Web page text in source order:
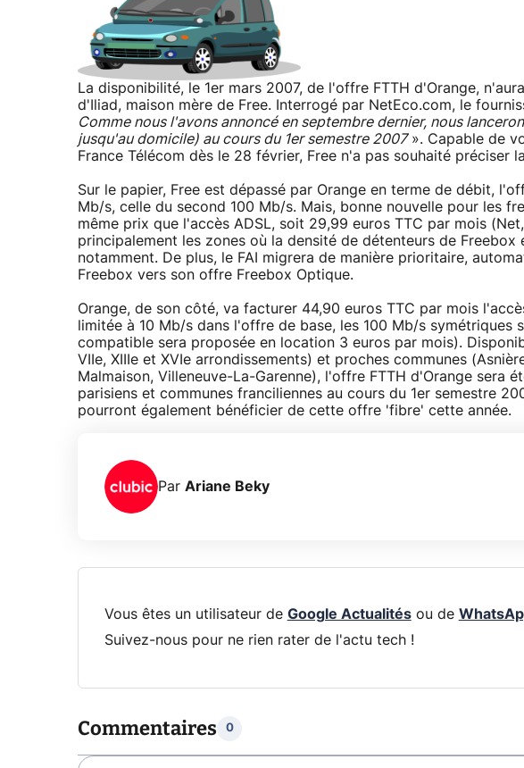
La disponibilité, le 1er mars 2007, de l'offre FTTH d'Orange,
d'Iliad, maison mère de Free. Interrogé par NetEco.com, le
Comme nous l'avons annoncé en septembre dernier, nous
jusqu'au domicile) au cours du 1er semestre 2007». Capable de
France Télécom dès le 28 février, Free n'a pas souhaité préciser
Sur le papier, Free est dépassé par Orange en terme de débit,
Mb/s, celle du second 100 Mb/s. Mais, bonne nouvelle pour les
même prix que l'accès ADSL, soit 29,99 euros TTC par mois
principalement les zones où la densité de détenteurs de Freebox
notamment. De plus, le FAI migrera de manière prioritaire,
Freebox vers son offre Freebox Optique.
Orange, de son côté, va facturer 44,90 euros TTC par mois
limitée à 10 Mb/s dans l'offre de base, les 100 Mb/s
compatible sera proposée en location 3 euros par mois).
VIIe, XIIIe et XVIe arrondissements) et proches communes
Malmaison, Villeneuve-La-Garenne), l'offre FTTH d'Orange sera
parisiens et communes franciliennes au cours du 1er semestre
pourront également bénéficier de cette offre 'fibre' cette année.
Par Ariane Beky
Vous êtes un utilisateur de Google Actualitésou de
Suivez-nous pour ne rien rater de l'actu tech !
Commentaires 0